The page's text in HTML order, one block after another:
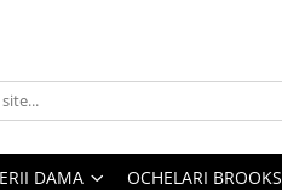
DAMA OCHELARI BROOKS